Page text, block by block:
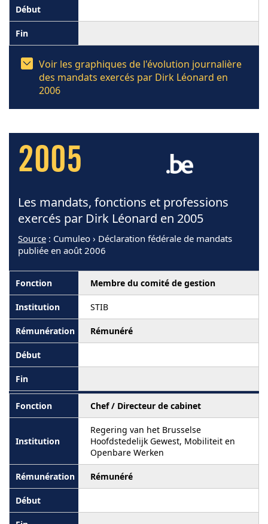
Voir les graphiques de l'évolution journalière
des mandats exercés par Dirk Léonard en
2006
2005
Les mandats, fonctions et professions
exercés par Dirk Léonard en 2005
Source : Cumuleo › Déclaration fédérale de mandats
publiée en août 2006
Membre du comité de gestion
STIB
Rémunéré
Chef / Directeur de cabinet
Regering van het Brusselse
Hoofdstedelijk Gewest, Mobiliteit en
Openbare Werken
Rémunéré